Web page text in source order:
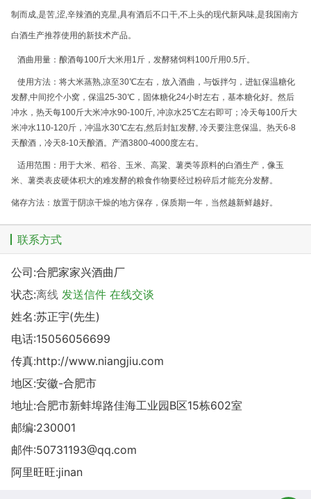
制而成,是苦,涩,辛辣酒的克星,具有酒后不口干,不上头的现代新风味,是我国南方
白酒生产推荐使用的新技术产品。
酒曲用量：酿酒每100斤大米用1斤，发酵猪饲料100斤用0.5斤。
使用方法：将大米蒸熟,凉至30℃左右，放入酒曲，与饭拌匀，进缸保温糖化
发酵,中间挖个小窝，保温25-30℃，固体糖化24小时左右，基本糖化好。然后
冲水，热天每100斤大米冲水90-100斤, 冲凉水25℃左右即可；冷天每100斤大
米冲水110-120斤，冲温水30℃左右,然后封缸发酵, 冷天要注意保温。热天6-8
天酿酒，冷天8-10天酿酒。产酒3800-4000度左右。
适用范围：用于大米、稻谷、玉米、高粱、薯类等原料的白酒生产，像玉
米、薯类表皮硬体积大的难发酵的粮食作物要经过粉碎后才能充分发酵。
储存方法：放置于阴凉干燥的地方保存，保质期一年，当然越新鲜越好。
联系方式
公司:合肥家家兴酒曲厂
状态:离线 发送信件 在线交谈
姓名:苏正宇(先生)
电话:15056056699
传真:http://www.niangjiu.com
地区:安徽-合肥市
地址:合肥市新蚌埠路佳海工业园B区15栋602室
邮编:230001
邮件:50731193@qq.com
阿里旺旺:jinan